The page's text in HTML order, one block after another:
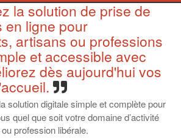
la solution de prise de
en ligne pour
artisans ou professions
et accessible avec
dès aujourd'hui vos
solution digitale simple et complète pour
quel que soit votre domaine d’activité
profession libérale.